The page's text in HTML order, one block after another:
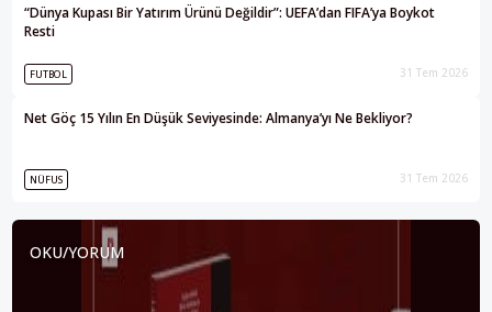
“Dünya Kupası Bir Yatırım Ürünü Değildir”: UEFA’dan FIFA’ya Boykot
Resti
FUTBOL 31 Tem 2026
Net Göç 15 Yılın En Düşük Seviyesinde: Almanya’yı Ne Bekliyor?
NÜFUS 31 Tem 2026
OKU/YORUM